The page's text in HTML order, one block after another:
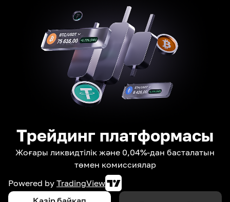
Трейдинг платформасы
Жоғары ликвидтілік және 0,04%-дан басталатын
төмен комиссиялар
Powered by TradingView